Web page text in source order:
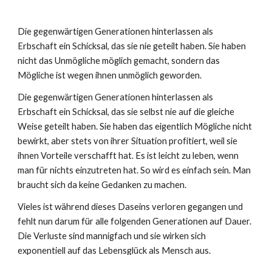
Die gegenwärtigen Generationen hinterlassen als
Erbschaft ein Schicksal, das sie nie geteilt haben. Sie haben
nicht das Unmögliche möglich gemacht, sondern das
Mögliche ist wegen ihnen unmöglich geworden.
Die gegenwärtigen Generationen hinterlassen als
Erbschaft ein Schicksal, das sie selbst nie auf die gleiche
Weise geteilt haben. Sie haben das eigentlich Mögliche nicht
bewirkt, aber stets von ihrer Situation profitiert, weil sie
ihnen Vorteile verschafft hat. Es ist leicht zu leben, wenn
man für nichts einzutreten hat. So wird es einfach sein. Man
braucht sich da keine Gedanken zu machen.
Vieles ist während dieses Daseins verloren gegangen und
fehlt nun darum für alle folgenden Generationen auf Dauer.
Die Verluste sind mannigfach und sie wirken sich
exponentiell auf das Lebensglück als Mensch aus.